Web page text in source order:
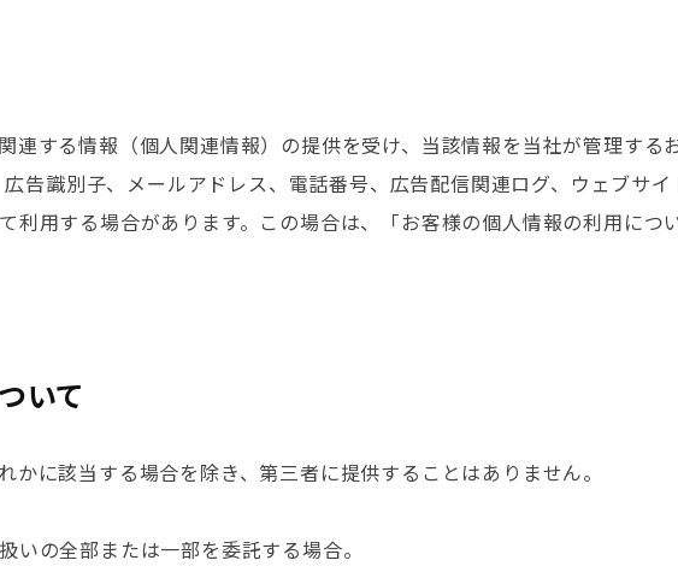
連する情報（個人関連情報）の提供を受け、当該情報を当社が管理す
告識別子、メールアドレス、電話番号、広告配信関連ログ、ウェブサ
用する場合があります。この場合は、「お客様の個人情報の利用につ
いて
に該当する場合を除き、第三者に提供することはありません。
いの全部または一部を委託する場合。